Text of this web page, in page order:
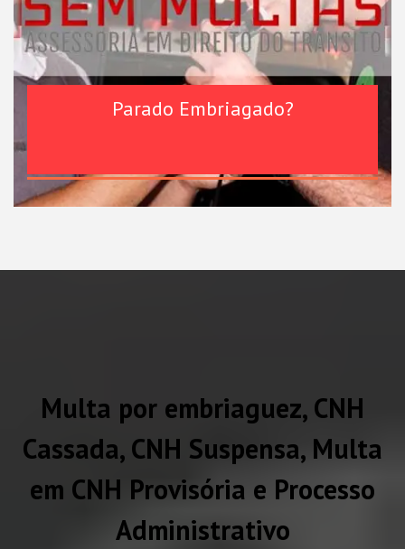
Parado Embriagado?
Multa por embriaguez, CNH
Cassada, CNH Suspensa, Multa
em CNH Provisória e Processo
Administrativo